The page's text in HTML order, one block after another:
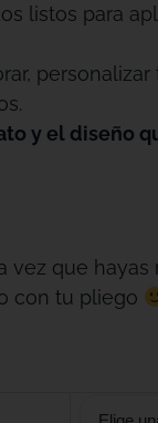
listos para
y el diseño
vez que
con tu pliego